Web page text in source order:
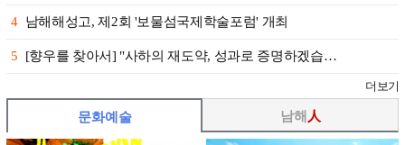
4 남해해성고, 제2회 '보물섬국제학술포럼' 개최
5 [향우를 찾아서] "사하의 재도약, 성과로 증명하겠습…
더보기
문화예술 남해 人